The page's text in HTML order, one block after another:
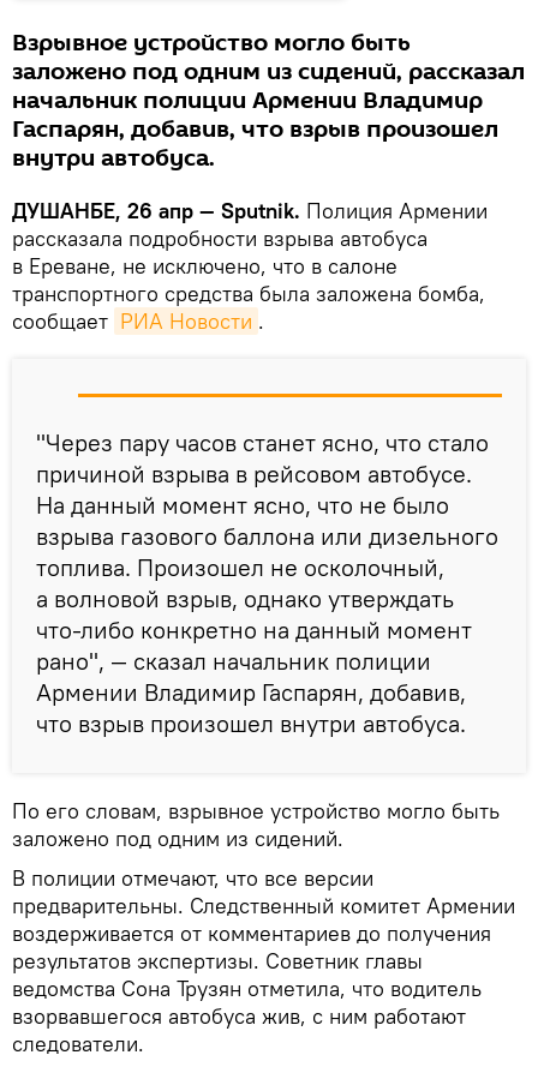
Взрывное устройство могло быть
заложено под одним из сидений, рассказал
начальник полиции Армении Владимир
Гаспарян, добавив, что взрыв произошел
внутри автобуса.
ДУШАНБЕ, 26 апр — Sputnik. Полиция Армении
рассказала подробности взрыва автобуса
в Ереване, не исключено, что в салоне
транспортного средства была заложена бомба,
сообщает РИА Новости .
"Через пару часов станет ясно, что стало
причиной взрыва в рейсовом автобусе.
На данный момент ясно, что не было
взрыва газового баллона или дизельного
топлива. Произошел не осколочный,
а волновой взрыв, однако утверждать
что-либо конкретно на данный момент
рано", — сказал начальник полиции
Армении Владимир Гаспарян, добавив,
что взрыв произошел внутри автобуса.
По его словам, взрывное устройство могло быть
заложено под одним из сидений.
В полиции отмечают, что все версии
предварительны. Следственный комитет Армении
воздерживается от комментариев до получения
результатов экспертизы. Советник главы
ведомства Сона Трузян отметила, что водитель
взорвавшегося автобуса жив, с ним работают
следователи.